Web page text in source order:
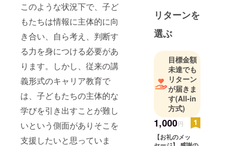
このような状況下で、子ど
もたちは情報に主体的に向
き合い、自ら考え、判断す
る力を身につける必要があ
ります。しかし、従来の講
義形式のキャリア教育で
は、子どもたちの主体的な
学びを引き出すことが難し
いという側面がありそこを
支援したいと思っていま
生み出すこ
とに情熱を
注ぎ、数々
のプロジェ
クトを形に
してきまし
た。
また、その
傍らで、某
野球の学生
団体の理事
リターンを
選ぶ
目標金額
未達でも
リターン
が届きま
す(All-in
方式)
1,000円
【お礼のメッ